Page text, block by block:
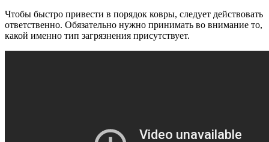
Чтобы быстро привести в порядок ковры, следует действовать
ответственно. Обязательно нужно принимать во внимание то,
какой именно тип загрязнения присутствует.